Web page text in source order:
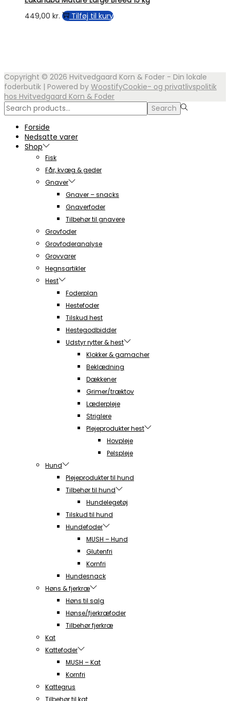
449,00 kr. Tilføj til kurv
Copyright © 2026 Hvitvedgaard Korn & Foder - Din lokale
foderbutik | Powered by WoostifyCookie- og privatlivspolitik
hos Hvitvedgaard Korn & Foder
Search
for:>
Search
Forside
Nedsatte varer
Shop
Fisk
Får, kvæg & geder
Gnaver
Gnaver – snacks
Gnaverfoder
Tilbehør til gnavere
Grovfoder
Grovfoderanalyse
Grovvarer
Hegnsartikler
Hest
Foderplan
Hestefoder
Tilskud hest
Hestegodbidder
Udstyr rytter & hest
Klokker & gamacher
Beklædning
Dækkener
Grimer/træktov
Læderpleje
Striglere
Plejeprodukter hest
Hovpleje
Pelspleje
Hund
Plejeprodukter til hund
Tilbehør til hund
Hundelegetøj
Tilskud til hund
Hundefoder
MUSH – Hund
Glutenfri
Kornfri
Hundesnack
Høns & fjerkræ
Høns til salg
Hønse/fjerkræfoder
Tilbehør fjerkræ
Kat
Kattefoder
MUSH – Kat
Kornfri
Kattegrus